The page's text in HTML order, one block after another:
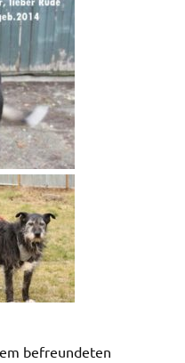
befreundeten